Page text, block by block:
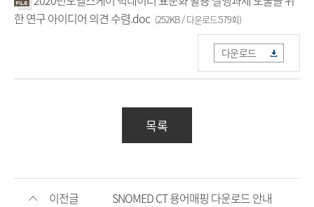
한 연구 아이디어 의견 수렴.doc (252KB / 다운로드:579회)
다운로드
목록
이전글 SNOMED CT 용어매핑 다운로드 안내